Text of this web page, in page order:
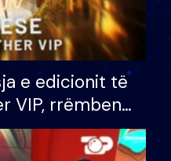
e edicionit të
VIP, rrëmben
100 mijë eurosh